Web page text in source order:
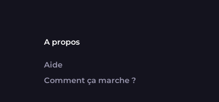
A propos
Aide
Comment ça marche ?